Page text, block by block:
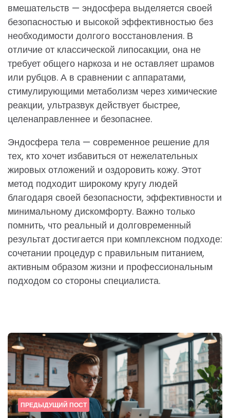
вмешательств — эндосфера выделяется своей
безопасностью и высокой эффективностью без
необходимости долгого восстановления. В
отличие от классической липосакции, она не
требует общего наркоза и не оставляет шрамов
или рубцов. А в сравнении с аппаратами,
стимулирующими метаболизм через химические
реакции, ультразвук действует быстрее,
целенаправленнее и безопаснее.
Эндосфера тела — современное решение для
тех, кто хочет избавиться от нежелательных
жировых отложений и оздоровить кожу. Этот
метод подходит широкому кругу людей
благодаря своей безопасности, эффективности и
минимальному дискомфорту. Важно только
помнить, что реальный и долговременный
результат достигается при комплексном подходе:
сочетании процедур с правильным питанием,
активным образом жизни и профессиональным
подходом со стороны специалиста.
Post
navigation
ПРЕДЫДУЩИЙ ПОСТ